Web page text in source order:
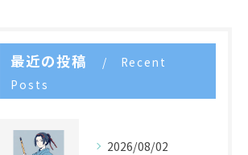
最近の投稿
Recent
Posts
2026/08/02